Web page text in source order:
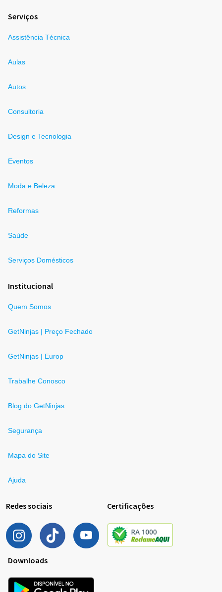
Serviços
Assistência Técnica
Aulas
Autos
Consultoria
Design e Tecnologia
Eventos
Moda e Beleza
Reformas
Saúde
Serviços Domésticos
Institucional
Quem Somos
GetNinjas | Preço Fechado
GetNinjas | Europ
Trabalhe Conosco
Blog do GetNinjas
Segurança
Mapa do Site
Ajuda
Redes sociais Certificações
Downloads